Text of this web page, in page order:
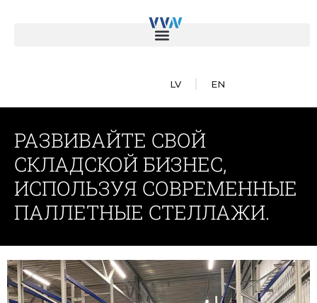
LV EN
РАЗВИВАЙТЕ СВОЙ
СКЛАДСКОЙ БИЗНЕС,
ИСПОЛЬЗУЯ СОВРЕМЕННЫЕ
ПАЛЛЕТНЫЕ СТЕЛЛАЖИ.